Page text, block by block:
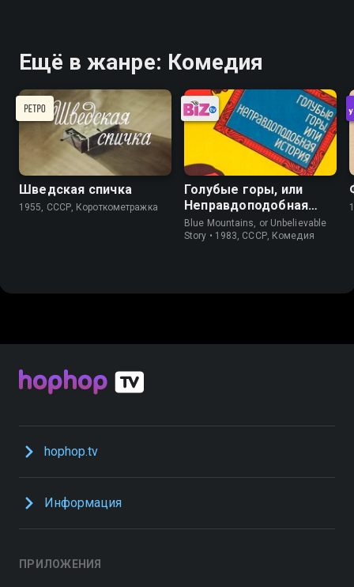
Ещё в жанре: Комедия
Шведская спичка
1955, СССР, Короткометражка
Голубые горы, или
Неправдоподобная
история
Blue Mountains, or Unbelievable
Story • 1983, СССР, Комедия
hophop.tv
Информация
ПРИЛОЖЕНИЯ